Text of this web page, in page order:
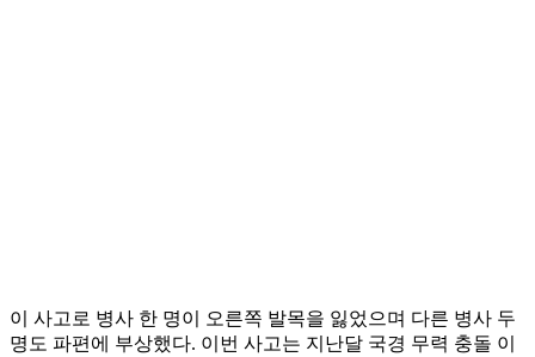
이 사고로 병사 한 명이 오른쪽 발목을 잃었으며 다른 병사 두
명도 파편에 부상했다. 이번 사고는 지난달 국경 무력 충돌 이